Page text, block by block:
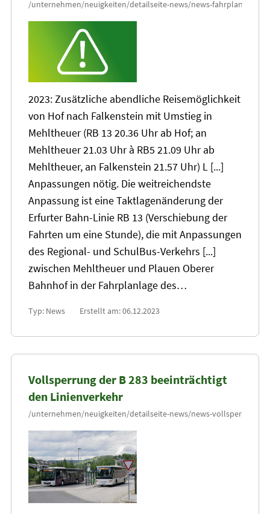
2023: Zusätzliche abendliche Reisemöglichkeit
von Hof nach Falkenstein mit Umstieg in
Mehltheuer (RB 13 20.36 Uhr ab Hof; an
Mehltheuer 21.03 Uhr à RB5 21.09 Uhr ab
Mehltheuer, an Falkenstein 21.57 Uhr) L [...]
Anpassungen nötig. Die weitreichendste
Anpassung ist eine Taktlagenänderung der
Erfurter Bahn-Linie RB 13 (Verschiebung der
Fahrten um eine Stunde), die mit Anpassungen
des Regional- und SchulBus-Verkehrs [...]
zwischen Mehltheuer und Plauen Oberer
Bahnhof in der Fahrplanlage des…
Typ: News Erstellt am: 06.12.2023
Vollsperrung der B 283 beeinträchtigt
den Linienverkehr